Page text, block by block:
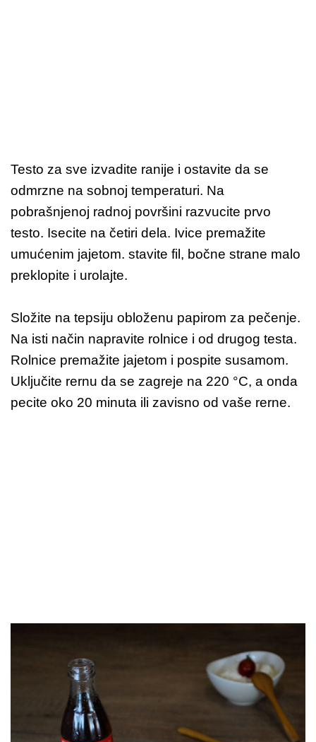
Testo za sve izvadite ranije i ostavite da se
odmrzne na sobnoj temperaturi. Na
pobrašnjenoj radnoj površini razvucite prvo
testo. Isecite na četiri dela. Ivice premažite
umućenim jajetom. stavite fil, bočne strane malo
preklopite i urolajte.
Složite na tepsiju obloženu papirom za pečenje.
Na isti način napravite rolnice i od drugog testa.
Rolnice premažite jajetom i pospite susamom.
Uključite rernu da se zagreje na 220 °C, a onda
pecite oko 20 minuta ili zavisno od vaše rerne.